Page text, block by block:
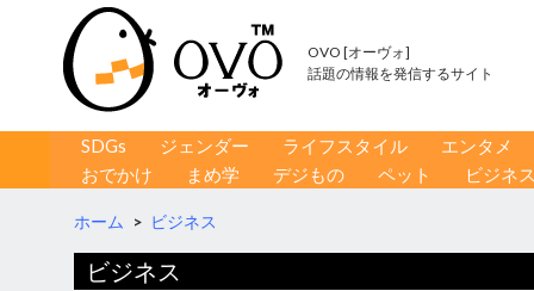
OVO [オーヴォ]
話題の情報を発信するサイト
コンテンツへ移動
SDGs ジェンダー ライフスタイル
エンタメ
おでかけ
まめ学 デジもの ペット ビジネ
ホーム > ビジネス
ビジネス